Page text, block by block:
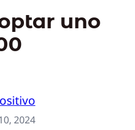
uno
2024